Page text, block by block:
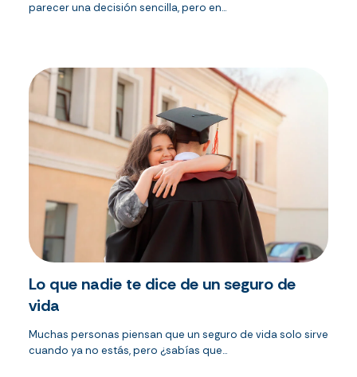
parecer una decisión sencilla, pero en...
Lo que nadie te dice de un seguro de
vida
Muchas personas piensan que un seguro de vida solo sirve
cuando ya no estás, pero ¿sabías que...